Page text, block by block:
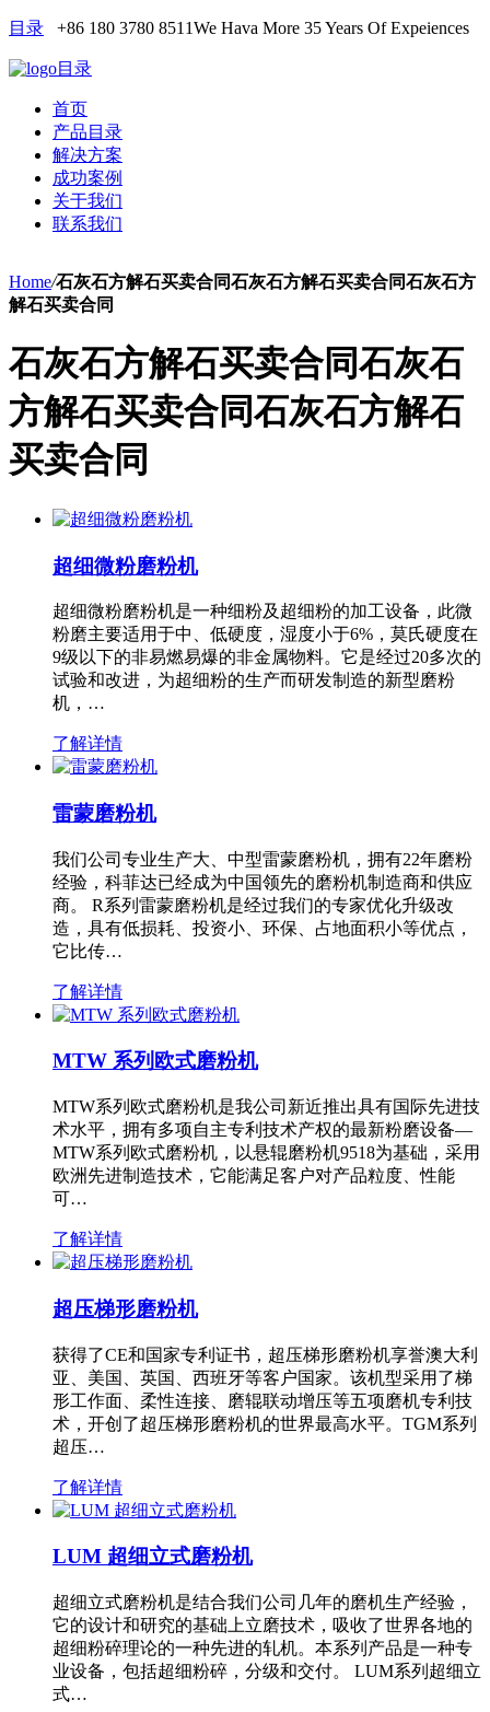
目录 +86 180 3780 8511We Hava More 35 Years Of Expeiences
目录
首页
产品目录
解决方案
成功案例
关于我们
联系我们
Home/石灰石方解石买卖合同石灰石方解石买卖合同石灰石方
解石买卖合同
石灰石方解石买卖合同石灰石
方解石买卖合同石灰石方解石
买卖合同
超细微粉磨粉机
超细微粉磨粉机是一种细粉及超细粉的加工设备，此微
粉磨主要适用于中、低硬度，湿度小于6%，莫氏硬度在
9级以下的非易燃易爆的非金属物料。它是经过20多次的
试验和改进，为超细粉的生产而研发制造的新型磨粉
机，…
了解详情
雷蒙磨粉机
我们公司专业生产大、中型雷蒙磨粉机，拥有22年磨粉
经验，科菲达已经成为中国领先的磨粉机制造商和供应
商。 R系列雷蒙磨粉机是经过我们的专家优化升级改
造，具有低损耗、投资小、环保、占地面积小等优点，
它比传…
了解详情
MTW 系列欧式磨粉机
MTW系列欧式磨粉机是我公司新近推出具有国际先进技
术水平，拥有多项自主专利技术产权的最新粉磨设备—
MTW系列欧式磨粉机，以悬辊磨粉机9518为基础，采用
欧洲先进制造技术，它能满足客户对产品粒度、性能
可…
了解详情
超压梯形磨粉机
获得了CE和国家专利证书，超压梯形磨粉机享誉澳大利
亚、美国、英国、西班牙等客户国家。该机型采用了梯
形工作面、柔性连接、磨辊联动增压等五项磨机专利技
术，开创了超压梯形磨粉机的世界最高水平。TGM系列
超压…
了解详情
LUM 超细立式磨粉机
超细立式磨粉机是结合我们公司几年的磨机生产经验，
它的设计和研究的基础上立磨技术，吸收了世界各地的
超细粉碎理论的一种先进的轧机。本系列产品是一种专
业设备，包括超细粉碎，分级和交付。 LUM系列超细立
式…